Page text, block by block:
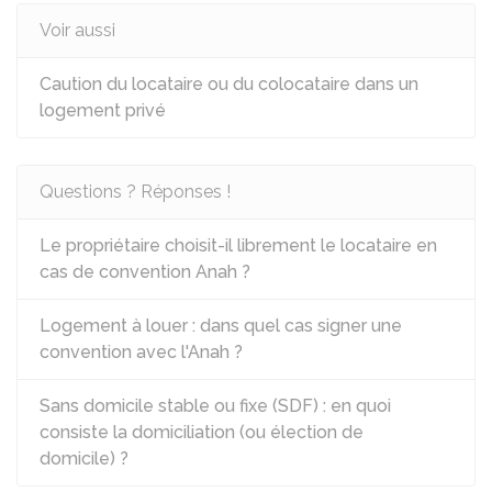
Voir aussi
Caution du locataire ou du colocataire dans un
logement privé
Questions ? Réponses !
Le propriétaire choisit-il librement le locataire en
cas de convention Anah ?
Logement à louer : dans quel cas signer une
convention avec l'Anah ?
Sans domicile stable ou fixe (SDF) : en quoi
consiste la domiciliation (ou élection de
domicile) ?